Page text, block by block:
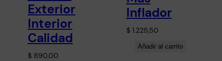
Exterior
Interior
Calidad
$ 890,00
Inflador
$1.225,50
Añadir al carrito